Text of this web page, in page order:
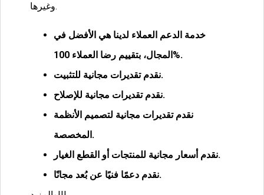
وغيرها.
خدمة الدعم العملاء لدينا هي الأفضل في
المجال، بتقييم رضا العملاء100%.
نقدم تقديرات مجانية للتثبيت.
نقدم تقديرات مجانية للإصلاح.
نقدم تقديرات مجانية لتصميم الأنظمة
المخصصة.
نقدم أسعار مجانية للمنتجات أو القطع الغيار.
نقدم دعمًا فنيًا عن بُعد مجانًا.